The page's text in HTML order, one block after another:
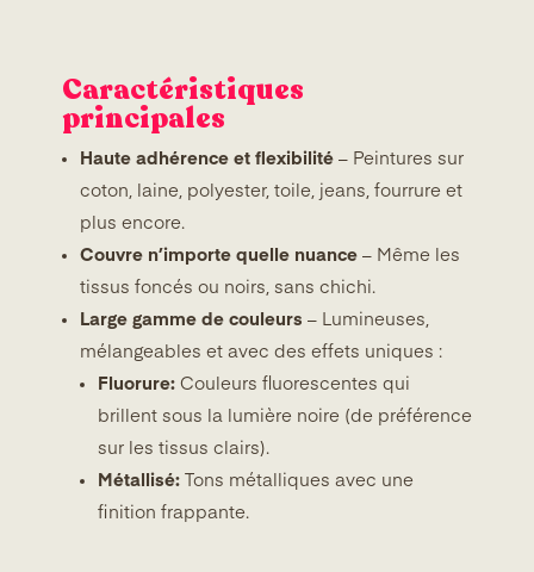
Caractéristiques
principales
Haute adhérence et flexibilité – Peintures sur
coton, laine, polyester, toile, jeans, fourrure et
plus encore.
Couvre n’importe quelle nuance – Même les
tissus foncés ou noirs, sans chichi.
Large gamme de couleurs – Lumineuses,
mélangeables et avec des effets uniques :
Fluorure: Couleurs fluorescentes qui
brillent sous la lumière noire (de préférence
sur les tissus clairs).
Métallisé: Tons métalliques avec une
finition frappante.